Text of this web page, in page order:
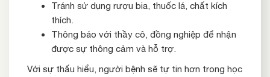
Tránh sử dụng rượu bia, thuốc lá, chất kích
thích.
Thông báo với thầy cô, đồng nghiệp để nhận
được sự thông cảm và hỗ trợ.
Với sự thấu hiểu, người bệnh sẽ tự tin hơn trong học